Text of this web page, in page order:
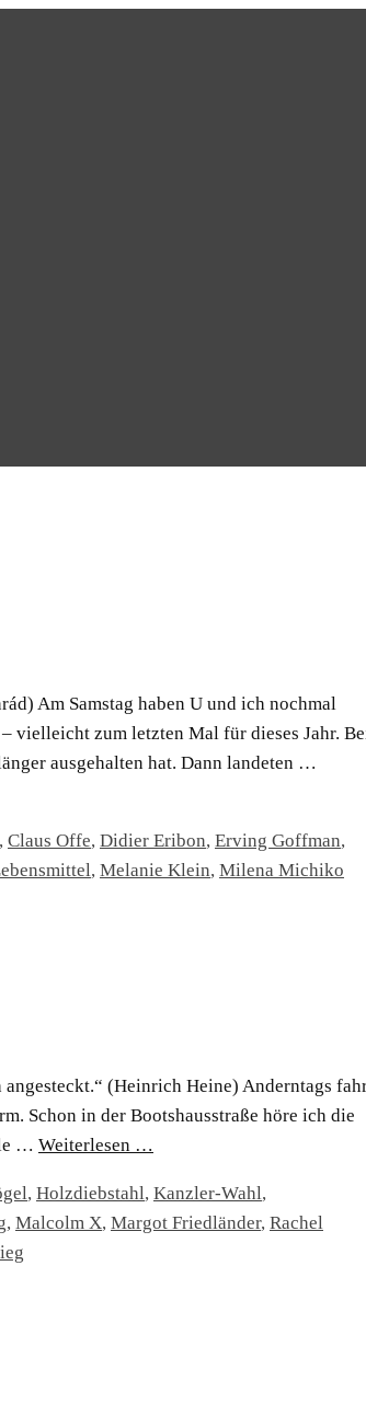
Am Samstag haben U und ich nochmal
vielleicht zum letzten Mal für dieses Jahr.
ausgehalten hat. Dann landeten …
, Claus Offe, Didier Eribon, Erving Goffman,
, Melanie Klein, Milena Michiko
(Heinrich Heine) Anderntags
Schon in der Bootshausstraße höre ich die
… Weiterlesen …
, Holzdiebstahl, Kanzler-Wahl,
, Malcolm X, Margot Friedländer, Rachel